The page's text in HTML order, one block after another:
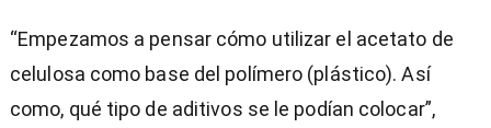
“Empezamos a pensar cómo utilizar el acetato de
celulosa como base del polímero (plástico). Así
como, qué tipo de aditivos se le podían colocar”,